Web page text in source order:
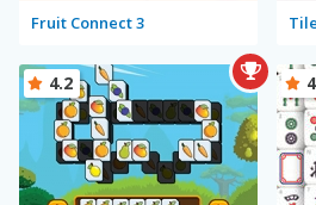
Fruit Connect 3
4.2